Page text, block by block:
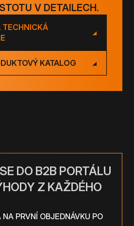
V DETAILECH.
TECHNICKÁ
KATALOG
DO B2B PORTÁLU
Z KAŽDÉHO
PRVNÍ OBJEDNÁVKU PO